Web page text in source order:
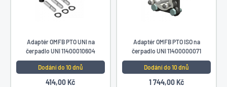
Adaptér OMFB PTO UNI na
čerpadlo UNI 11400010604
Dodání do 10 dnů
414,00 Kč
Adaptér OMFB PTO ISO na
čerpadlo UNI 11400000071
Dodání do 10 dnů
1 744,00 Kč